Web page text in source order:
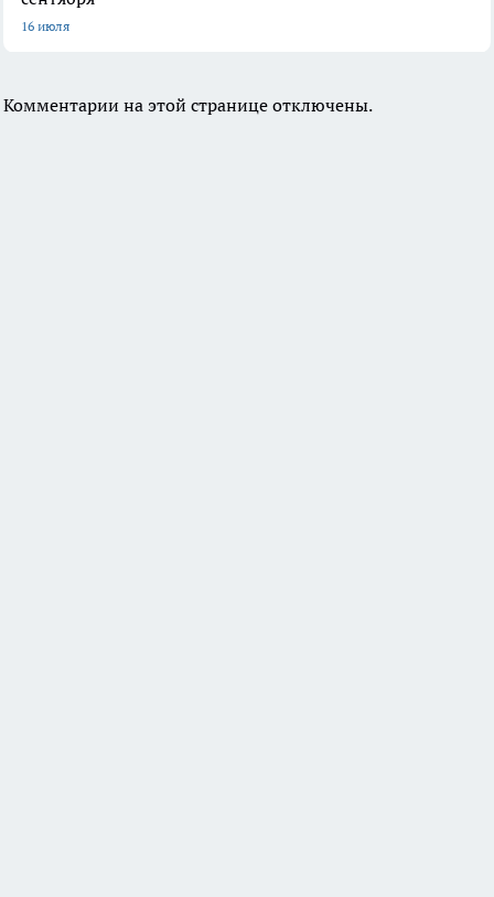
16 июля
Комментарии на этой странице отключены.